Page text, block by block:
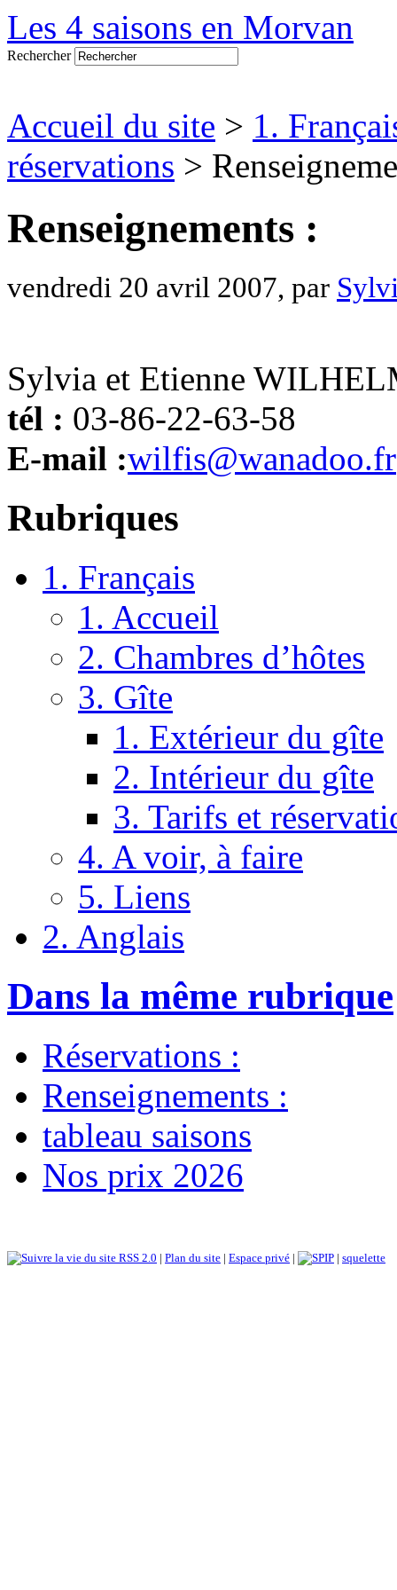
Les 4 saisons en Morvan
Rechercher
Accueil du site > 1.
réservations >
Renseignements :
vendredi 20 avril 2007, par
Sylvia et Etienne
tél : 03-86-22-63-58
E-mail :wilfis@wanadoo.fr
Rubriques
1. Français
1. Accueil
2. Chambres d’hôtes
3. Gîte
1. Extérieur du gîte
2. Intérieur du gîte
3. Tarifs et
4. A voir, à faire
5. Liens
2. Anglais
Dans la même rubrique
Réservations :
Renseignements :
tableau saisons
Nos prix 2026
RSS 2.0 | Plan du site | Espace privé | | squelette